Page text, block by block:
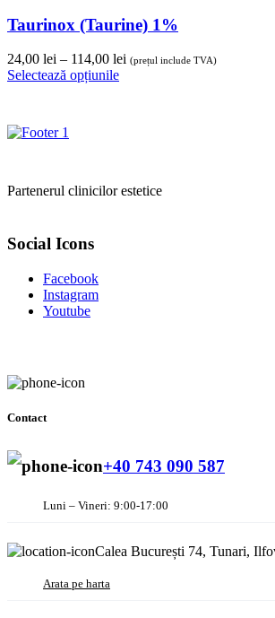
Taurinox (Taurine) 1%
24,00 lei – 114,00 lei Interval
(prețul include TVA)
Selectează opțiunile
Partenerul clinicilor estetice
Social Icons
Facebook
Instagram
Youtube
Contact
+40 743 090 587
Luni – Vineri: 9:00-17:00
Calea București 74, Tunari,
Arata pe harta